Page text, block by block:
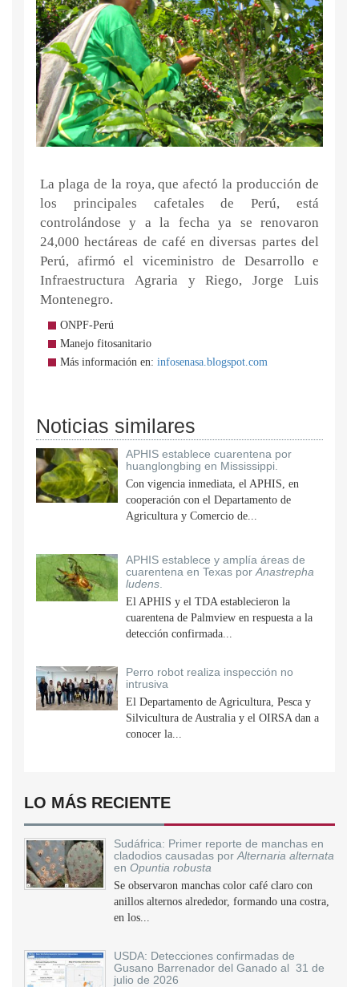
La plaga de la roya, que afectó la producción de
los principales cafetales de Perú, está
controlándose y a la fecha ya se renovaron
24,000 hectáreas de café en diversas partes del
Perú, afirmó el viceministro de Desarrollo e
Infraestructura Agraria y Riego, Jorge Luis
Montenegro.
ONPF-Perú
Manejo fitosanitario
Más información en: infosenasa.blogspot.com
Noticias similares
APHIS establece cuarentena por
huanglongbing en Mississippi.
Con vigencia inmediata, el APHIS, en
cooperación con el Departamento de
Agricultura y Comercio de...
APHIS establece y amplía áreas de
cuarentena en Texas por Anastrepha
ludens
El APHIS y el TDA establecieron la
cuarentena de Palmview en respuesta a la
detección confirmada...
Perro robot realiza inspección no
intrusiva
El Departamento de Agricultura, Pesca y
Silvicultura de Australia y el OIRSA dan a
conocer la...
LO MÁS RECIENTE
Sudáfrica: Primer reporte de manchas en
cladodios causadas por Alternaria alternata
en Opuntia robusta
Se observaron manchas color café claro con
anillos alternos alrededor, formando una costra,
en los...
USDA: Detecciones confirmadas de
Gusano Barrenador del Ganado al 31 de
julio de 2026